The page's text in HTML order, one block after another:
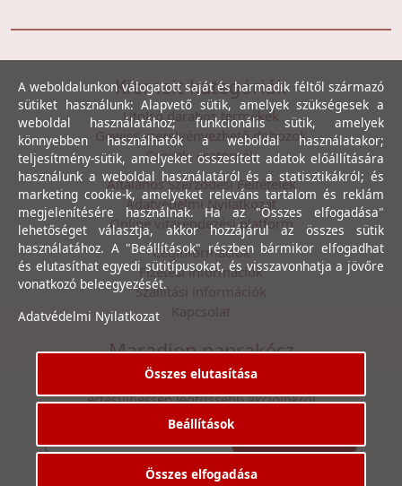
Kiemelt kategóriák
Utolsó darabos termékek
Gewiss szerelvényezhető dobozok
Csövek, csatornák
Általános Szerződési Feltételek
Adatvédelmi Nyilatkozat
Online vitarendezési platform
Céginformációk
Fizetési információk
Szállítási információk
Kapcsolat
Maradjon naprakész
Íratkozzon fel hírlevelünkre, hogy első kézből
értesülhessen legfrissebb akcióinkról
Elfogadom azAdatvédelmi Nyilatkozat
A weboldalunkon válogatott saját és harmadik féltől származó
sütiket használunk: Alapvető sütik, amelyek szükségesek a
weboldal használatához; funkcionális sütik, amelyek
könnyebben használhatók a weboldal használatakor;
teljesítmény-sütik, amelyeket összesített adatok előállítására
használunk a weboldal használatáról és a statisztikákról; és
marketing cookie-k, amelyeket releváns tartalom és reklám
megjelenítésére használnak. Ha az "Összes elfogadása"
lehetőséget választja, akkor hozzájárul az összes sütik
használatához. A "Beállítások" részben bármikor elfogadhat
és elutasíthat egyedi sütitípusokat, és visszavonhatja a jövőre
vonatkozó beleegyezését.
Adatvédelmi Nyilatkozat
Összes elutasítása
Beállítások
Összes elfogadása